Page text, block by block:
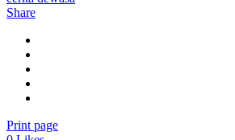
Share
Print page